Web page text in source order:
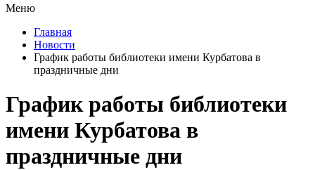
Меню
Главная
Новости
График работы библиотеки имени Курбатова в
праздничные дни
График работы библиотеки
имени Курбатова в
праздничные дни